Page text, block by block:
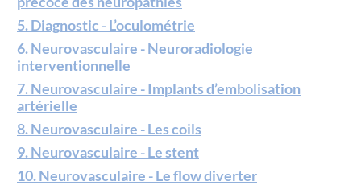
5. Diagnostic - L’oculométrie
6. Neurovasculaire - Neuroradiologie
interventionnelle
7. Neurovasculaire - Implants d’embolisation
artérielle
8. Neurovasculaire - Les coils
9. Neurovasculaire - Le stent
10. Neurovasculaire - Le flow diverter